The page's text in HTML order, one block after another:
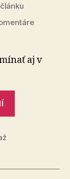
na
aj v